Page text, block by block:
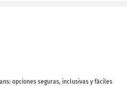
opciones seguras, inclusivas y fáciles